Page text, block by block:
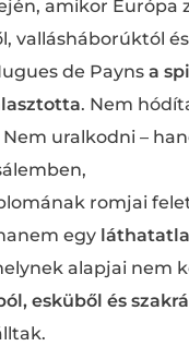
amikor Európa
vallásháborúktól
de Payns a
. Nem
Nem uralkodni –
romjai
egy
alapjai nem
esküből és